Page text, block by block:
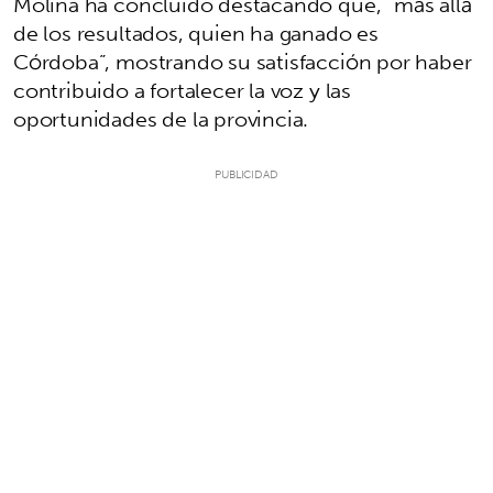
de los resultados, quien ha ganado es
Córdoba”, mostrando su satisfacción por haber
contribuido a fortalecer la voz y las
oportunidades de la provincia.